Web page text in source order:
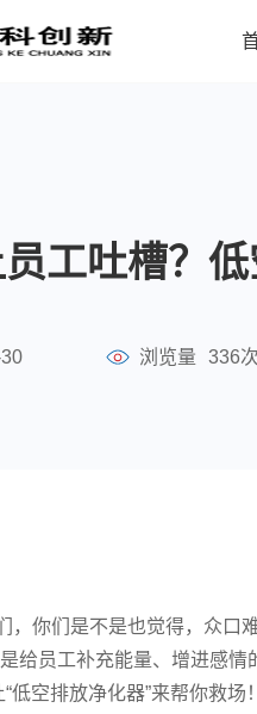
工吐槽？低
浏览量 336次
，你们是不是也觉得，众口
给员工补充能量、增进感
低空排放净化器”来帮你救场！